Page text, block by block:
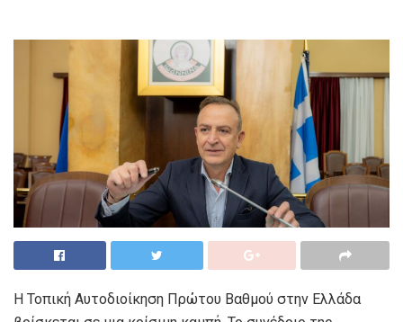
Η Τοπική Αυτοδιοίκηση Πρώτου Βαθμού στην Ελλάδα